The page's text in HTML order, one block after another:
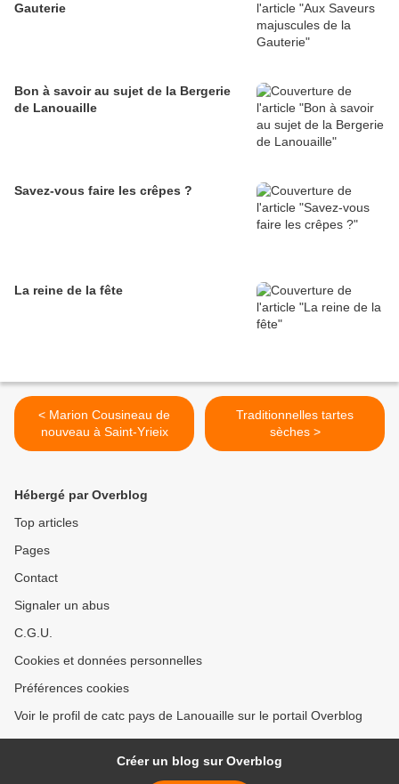
Gauterie
Bon à savoir au sujet de la Bergerie
de Lanouaille
Savez-vous faire les crêpes ?
La reine de la fête
< Marion Cousineau de
nouveau à Saint-Yrieix
Traditionnelles tartes
sèches >
Hébergé par Overblog
Top articles
Pages
Contact
Signaler un abus
C.G.U.
Cookies et données personnelles
Préférences cookies
Voir le profil de catc pays de Lanouaille sur le portail Overblog
Créer un blog sur Overblog